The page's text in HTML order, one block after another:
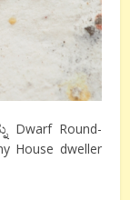
Dwarf Round-
House dweller